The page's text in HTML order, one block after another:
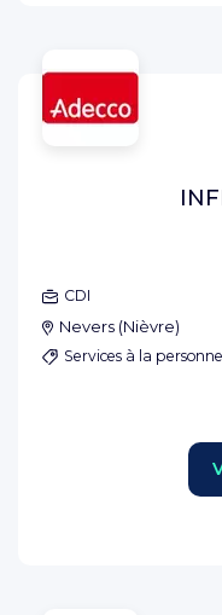
CDI
Nevers (Nièvre)
Services à la personne